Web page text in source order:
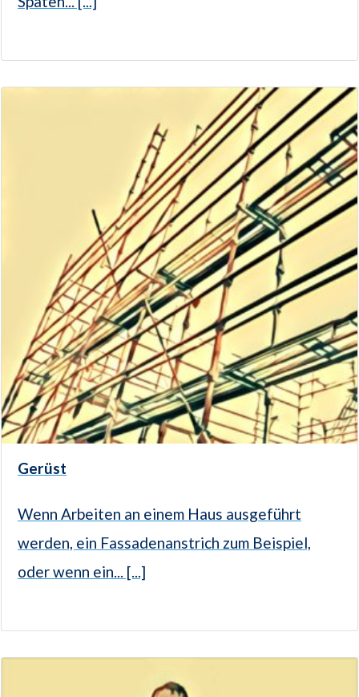
Gerüst
Wenn Arbeiten an einem Haus ausgeführt
werden, ein Fassadenanstrich zum Beispiel,
oder wenn ein... [...]